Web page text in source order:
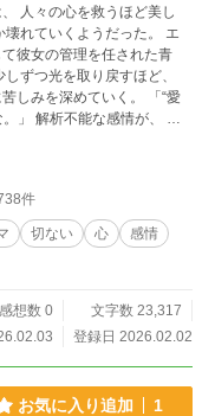
れていくようだった。 エ
彼女の管理を任された青
を深めていく。 「“愛
、 エ
た―― 記憶の物語。 ☆オ
」はオルヴェリィシリー
び出会う場所。 始まりは終
まりである。 それがOrvelly
件
切ない 心
感情
感想数 0
文字数 23,317
登録日 2026.02.02
お気に入り追加 1